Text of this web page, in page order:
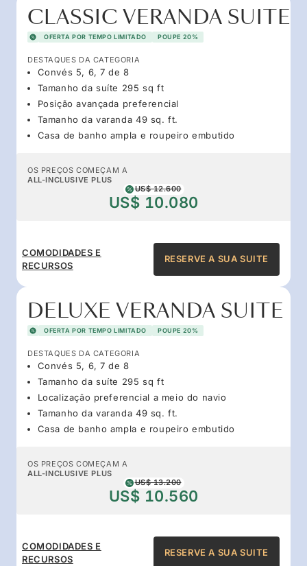
CLASSIC VERANDA SUITE
OFERTA POR TEMPO LIMITADO POUPE 20%
DESTAQUES DA CATEGORIA
Convés 5, 6, 7 de 8
Tamanho da suíte 295 sq ft
Posição avançada preferencial
Tamanho da varanda 49 sq. ft.
Casa de banho ampla e roupeiro embutido
OS PREÇOS COMEÇAM A
ALL-INCLUSIVE PLUS
US$ 12.600
US$ 10.080
COMODIDADES E
RECURSOS
RESERVE A SUA SUITE
DELUXE VERANDA SUITE
OFERTA POR TEMPO LIMITADO POUPE 20%
DESTAQUES DA CATEGORIA
Convés 5, 6, 7 de 8
Tamanho da suíte 295 sq ft
Localização preferencial a meio do navio
Tamanho da varanda 49 sq. ft.
Casa de banho ampla e roupeiro embutido
OS PREÇOS COMEÇAM A
ALL-INCLUSIVE PLUS
US$ 13.200
US$ 10.560
COMODIDADES E
RECURSOS
RESERVE A SUA SUITE